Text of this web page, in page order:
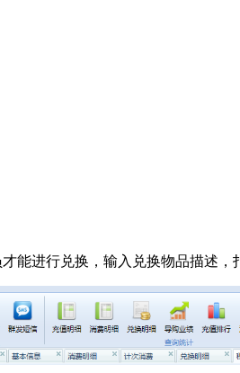
能进行兑换，输入兑换物品描述，